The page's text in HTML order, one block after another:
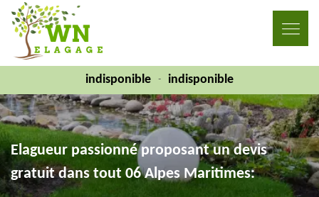
indisponible - indisponible
Elagueur passionné proposant un devis
gratuit dans tout 06 Alpes Maritimes: